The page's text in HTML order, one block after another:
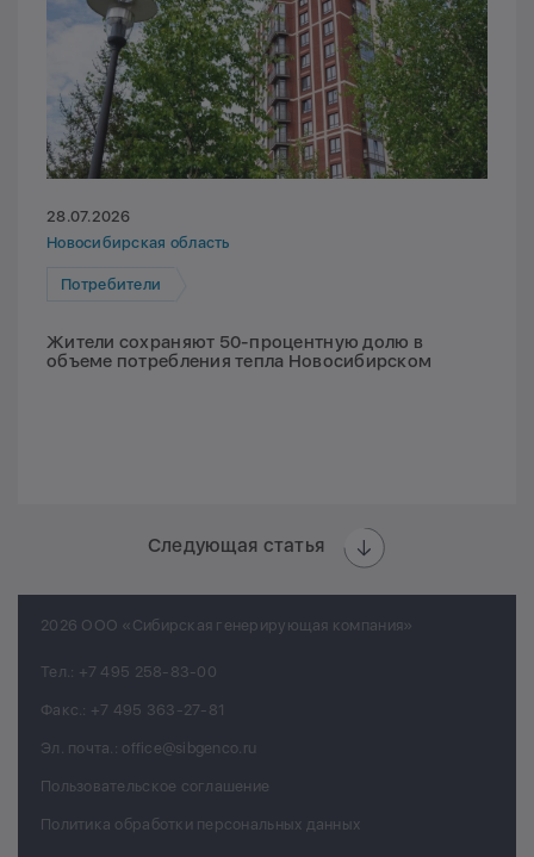
28.07.2026
Новосибирская область
Потребители
Жители сохраняют 50-процентную долю в
объеме потребления тепла Новосибирском
Следующая статья
2026 ООО «Сибирская генерирующая компания»
Тел.: +7 495 258-83-00
Факс.: +7 495 363-27-81
Эл. почта.: office@sibgenco.ru
Пользовательское соглашение
Политика обработки персональных данных